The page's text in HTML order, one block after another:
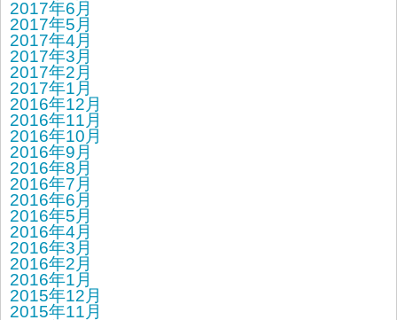
2017年6月
2017年5月
2017年4月
2017年3月
2017年2月
2017年1月
2016年12月
2016年11月
2016年10月
2016年9月
2016年8月
2016年7月
2016年6月
2016年5月
2016年4月
2016年3月
2016年2月
2016年1月
2015年12月
2015年11月